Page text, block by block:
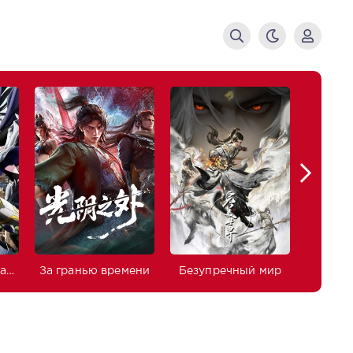
Изгнанный реинкарнированный тяжёлый рыцарь не имеет себе равных в знаниях игры За гранью времени Безупречный мир